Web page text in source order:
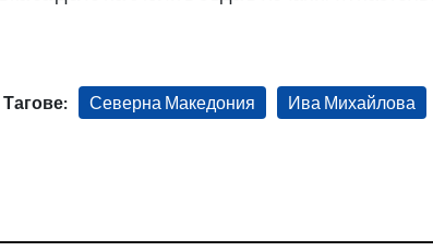
Тагове: Северна Македония Ива Михайлова